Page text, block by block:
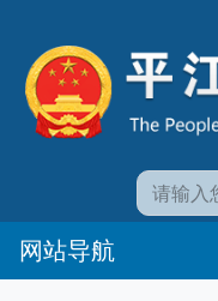
网站导航